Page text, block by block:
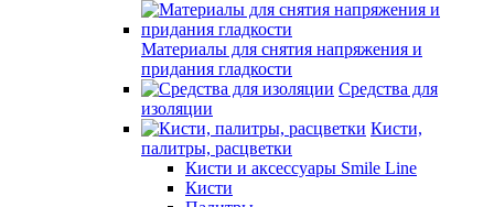
Материалы для снятия напряжения и
придания гладкости
Средства для
изоляции
Кисти,
палитры, расцветки
Кисти и аксессуары Smile Line
Кисти